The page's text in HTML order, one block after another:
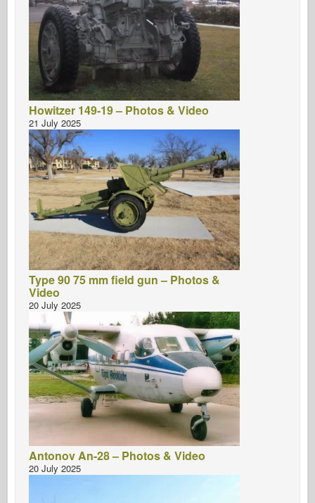
Howitzer 149-19 – Photos & Video
21 July 2025
Type 90 75 mm field gun – Photos &
Video
20 July 2025
Antonov An-28 – Photos & Video
20 July 2025